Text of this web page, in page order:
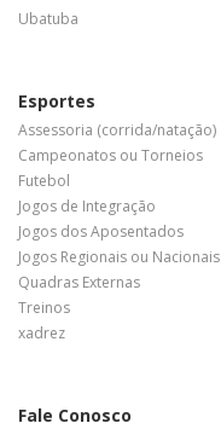
Ubatuba
Esportes
Assessoria (corrida/natação)
Campeonatos ou Torneios
Futebol
Jogos de Integração
Jogos dos Aposentados
Jogos Regionais ou Nacionais
Quadras Externas
Treinos
xadrez
Fale Conosco